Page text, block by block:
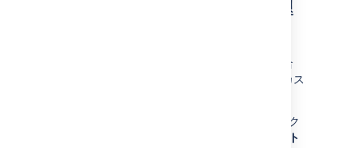
プロジェクト管理者が課題
プロジェクト管理者は、次の条件を満たす場合
に、プロジェクトで課題のいくつかの側面をカス
既定で有効化されている "拡張プロジェク
プロジェクト